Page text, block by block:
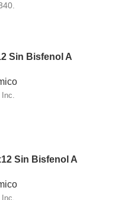
Sin Bisfenol A
Inc.
Sin Bisfenol A
Inc.